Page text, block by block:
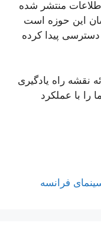
منتشر شده
این حوزه است
پیدا کرده
نقشه راه یادگیری
را با عملکرد